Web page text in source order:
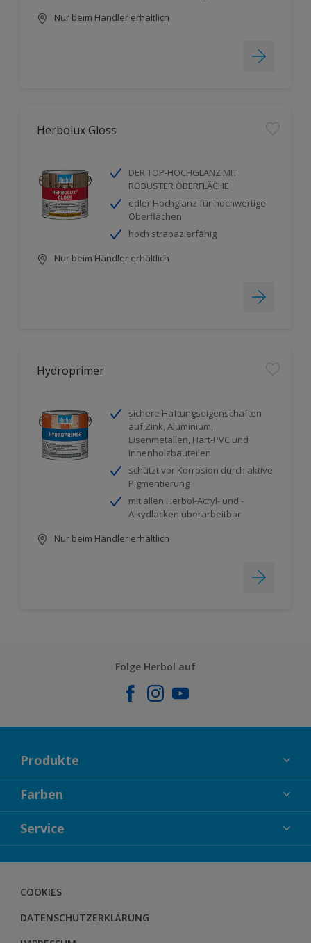
Nur beim Händler erhältlich
Herbolux Gloss
DER TOP-HOCHGLANZ MIT
ROBUSTER OBERFLÄCHE
edler Hochglanz für hochwertige
Oberflächen
hoch strapazierfähig
Nur beim Händler erhältlich
Hydroprimer
sichere Haftungseigenschaften
auf Zink, Aluminium,
Eisenmetallen, Hart-PVC und
Innenholzbauteilen
schützt vor Korrosion durch aktive
Pigmentierung
mit allen Herbol-Acryl- und -
Alkydlacken überarbeitbar
Nur beim Händler erhältlich
Folge Herbol auf
Produkte
FASSADENFARBEN
INNENFARBEN
LACKE
BODENSYSTEM
Farben
KOLLEKTIONEN
FARBTRENDS
FARBBERATUNG
Service
HERBOL NACHRICHTEN
HERBOL WERBEMITTELSHOP
COOKIES
DATENSCHUTZERKLÄRUNG